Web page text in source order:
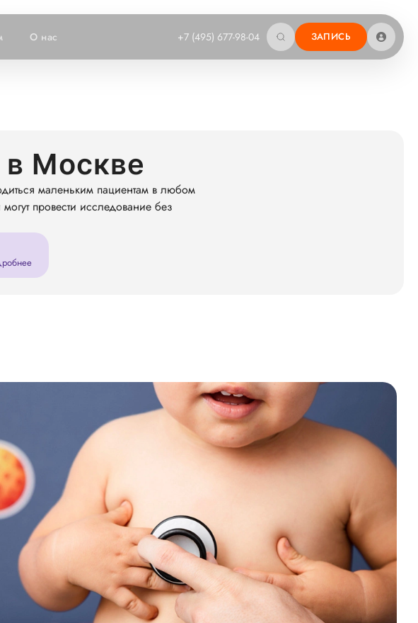
О нас +7 (495) 677-98-04 ЗАПИСЬ
Москве
маленьким пациентам в любом
провести исследование без